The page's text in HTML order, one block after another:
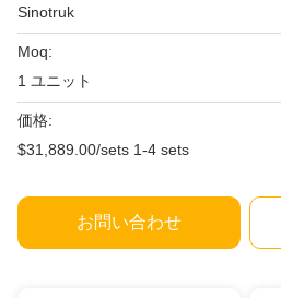
Sinotruk
Moq:
1 ユニット
価格:
$31,889.00/sets 1-4 sets
お問い合わせ